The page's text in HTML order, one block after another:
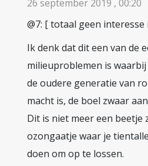
26 september 2019 , 00:20
@7: [ totaal geen interesse
Ik denk dat dit een van de
milieuproblemen is
de oudere generatie van
macht is, de boel zwaar
Dit is niet meer een beetje
ozongaatje waar je
doen om op te lossen.